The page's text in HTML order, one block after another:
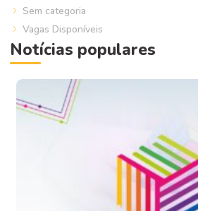
Sem categoria
Vagas Disponíveis
Notícias populares